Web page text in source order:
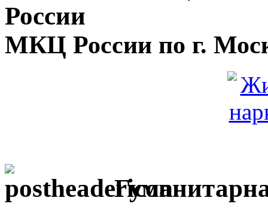
МКЦ России по г.